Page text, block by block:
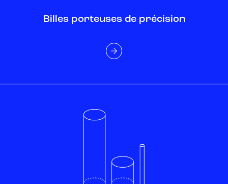
Billes porteuses de précision